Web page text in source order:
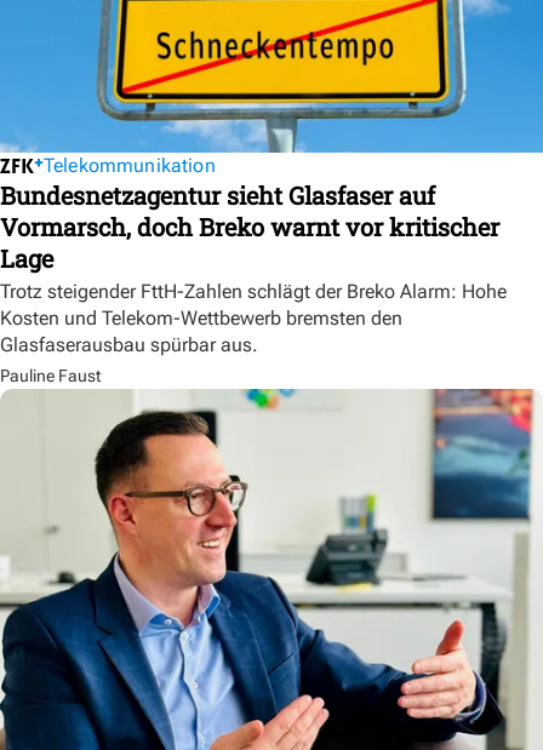
Telekommunikation
Bundesnetzagentur sieht Glasfaser auf
Vormarsch, doch Breko warnt vor kritischer
Lage
Trotz steigender FttH-Zahlen schlägt der Breko Alarm: Hohe
Kosten und Telekom-Wettbewerb bremsten den
Glasfaserausbau spürbar aus.
Pauline Faust